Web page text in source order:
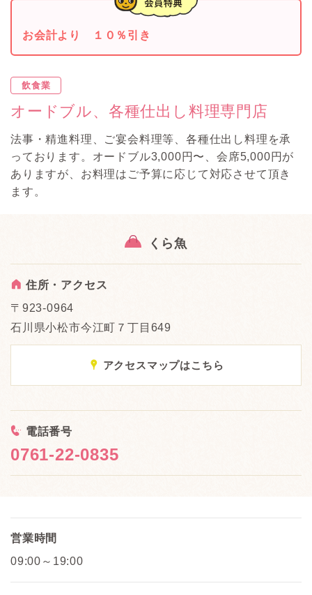
お会計より １０％引き
飲食業
オードブル、各種仕出し料理専門店
法事・精進料理、ご宴会料理等、各種仕出し料理を承
っております。オードブル3,000円〜、会席5,000円が
ありますが、お料理はご予算に応じて対応させて頂き
ます。
くら魚
A 住所・アクセス
〒923-0964
石川県小松市今江町７丁目649
x アクセスマップはこちら
< 電話番号
0761-22-0835
営業時間
09:00～19:00